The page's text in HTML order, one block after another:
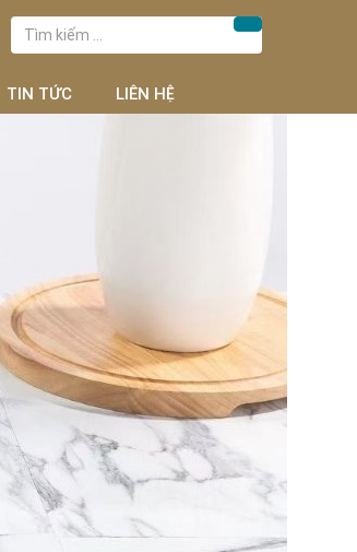
Tìm
kiếm
cho:
Tìm kiếm
TIN TỨC LIÊN HỆ